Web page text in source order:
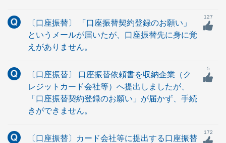
〔口座振替〕 「口座振替契約登録のお願い」
というメールが届いたが、口座振替先に身に覚
えがありません。
127
〔口座振替〕 口座振替依頼書を収納企業（ク
レジットカード会社等）へ提出しましたが、
「口座振替契約登録のお願い」が届かず、手続
きができません。
5
〔口座振替〕カード会社等に提出する口座振替
172